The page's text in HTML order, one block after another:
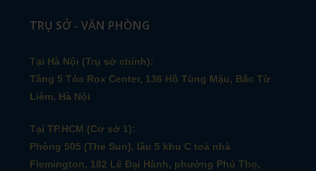
TRỤ SỞ - VĂN PHÒNG
Tại Hà Nội (Trụ sở chính):
Tầng 5 Tòa Rox Center, 136 Hồ Tùng Mậu, Bắc Từ
Liêm, Hà Nội
Tại TP.HCM (Cơ sở 1):
Phòng 505 (The Sun), lầu 5 khu C toà nhà
Flemington, 182 Lê Đại Hành, phường Phú Thọ,